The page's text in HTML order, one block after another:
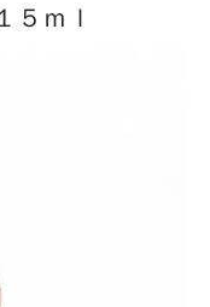
５ｍｌ